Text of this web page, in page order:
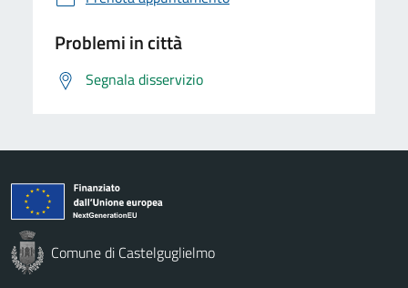
Problemi in città
Segnala disservizio
Comune di Castelguglielmo